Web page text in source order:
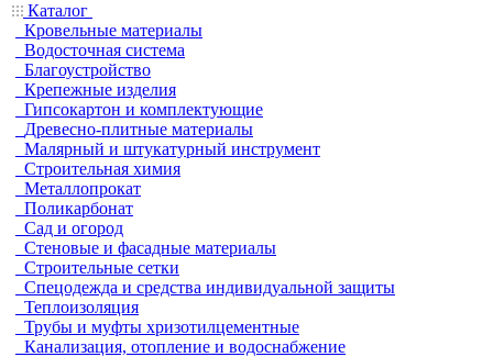
Каталог
Кровельные материалы
Водосточная система
Благоустройство
Крепежные изделия
Гипсокартон и комплектующие
Древесно-плитные материалы
Малярный и штукатурный инструмент
Строительная химия
Металлопрокат
Поликарбонат
Сад и огород
Стеновые и фасадные материалы
Строительные сетки
Спецодежда и средства индивидуальной защиты
Теплоизоляция
Трубы и муфты хризотилцементные
Канализация, отопление и водоснабжение